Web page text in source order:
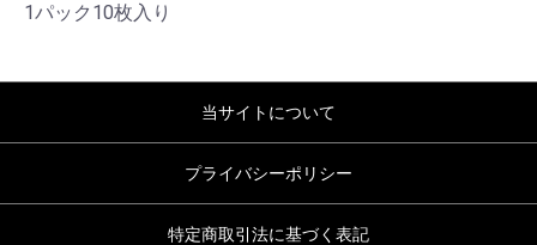
1パック10枚入り
当サイトについて
プライバシーポリシー
特定商取引法に基づく表記